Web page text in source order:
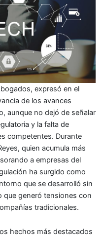
expresó en el
de los avances
aunque no dejó de señalar
y la falta de
competentes. Durante
quien acumula más
a empresas del
ha surgido como
que se desarrolló sin
que generó tensiones con
tradicionales.
hechos más destacados